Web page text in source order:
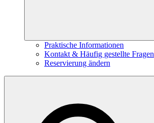
Praktische Informationen
Kontakt & Häufig gestellte Fragen
Reservierung ändern